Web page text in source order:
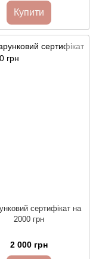
Купити
сертифікат на
2000 грн
2 000 грн